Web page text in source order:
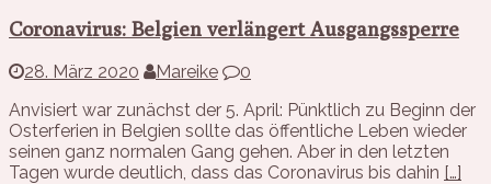
Coronavirus: Belgien verlängert Ausgangssperre
28. März 2020 Mareike
0
Anvisiert war zunächst der 5. April: Pünktlich zu Beginn der
Osterferien in Belgien sollte das öffentliche Leben wieder
seinen ganz normalen Gang gehen. Aber in den letzten
Tagen wurde deutlich, dass das Coronavirus bis dahin […]